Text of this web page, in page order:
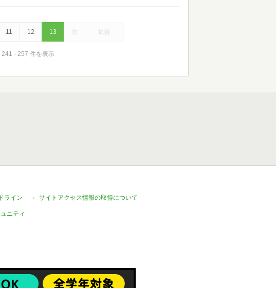
11 12 13 次 最後
- 257 件を表示
ライン サイトアクセス情報の取得について
ニティ